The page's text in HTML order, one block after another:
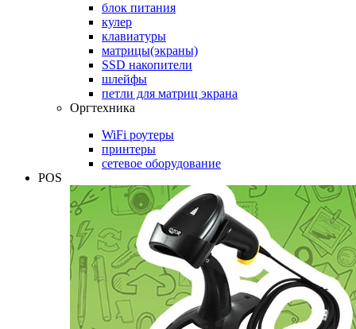
блок питания
кулер
клавиатуры
матрицы(экраны)
SSD накопители
шлейфы
петли для матриц экрана
Оргтехника
WiFi роутеры
принтеры
сетевое оборудование
POS